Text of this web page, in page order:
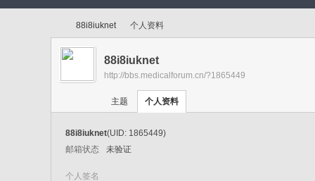
›
88i8iuknet 个人资料
88i8iuknet
http://bbs.medicalforum.cn/?1865449
主题 个人资料
88i8iuknet(UID: 1865449)
邮箱状态
未验证
个人签名